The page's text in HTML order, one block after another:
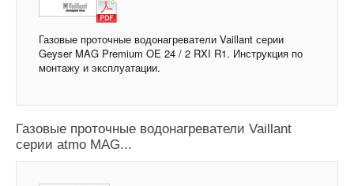
Газовые проточные водонагреватели Vaillant серии
Geyser MAG Premium OE 24 / 2 RXI R1. Инструкция по
монтажу и эксплуатации.
Газовые проточные водонагреватели Vaillant
серии atmo MAG...